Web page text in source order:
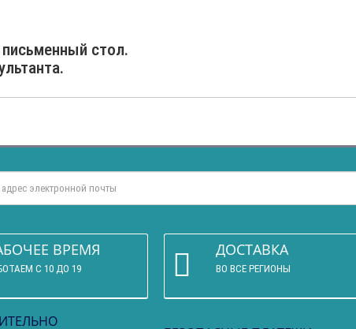
стол.
ВРЕМЯ
С 10 ДО 19
ДОСТАВКА
ВО ВСЕ РЕГИОНЫ